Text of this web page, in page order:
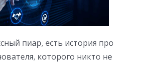
пиар, есть история про
которого никто не